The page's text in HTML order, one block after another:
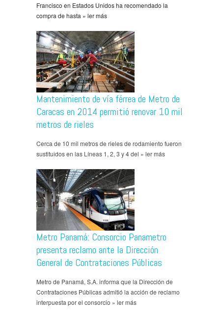
Francisco en Estados Unidos ha recomendado la
compra de hasta » ler más
Mantenimiento de vía férrea de Metro de
Caracas en 2014 permitió renovar 10 mil
metros de rieles
Cerca de 10 mil metros de rieles de rodamiento fueron
sustituidos en las Líneas 1, 2, 3 y 4 del » ler más
Metro Panamá: Consorcio Panametro
presenta reclamo ante la Dirección
General de Contrataciones Públicas
Metro de Panamá, S.A. informa que la Dirección de
Contrataciones Públicas admitió la acción de reclamo
interpuesta por el consorcio » ler más